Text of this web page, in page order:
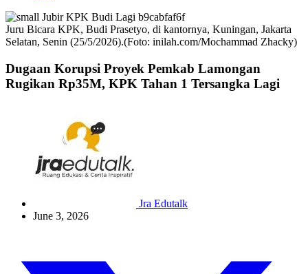
Juru Bicara KPK, Budi Prasetyo, di kantornya, Kuningan, Jakarta
Selatan, Senin (25/5/2026).(Foto: inilah.com/Mochammad Zhacky)
Dugaan Korupsi Proyek Pemkab Lamongan
Rugikan Rp35M, KPK Tahan 1 Tersangka Lagi
Jra Edutalk
June 3, 2026